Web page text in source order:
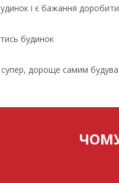
і є бажання
будинок
супер, дороще самим